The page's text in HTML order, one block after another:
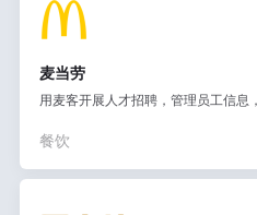
麦当劳
用麦客开展人才招聘，管理员工信息
餐饮